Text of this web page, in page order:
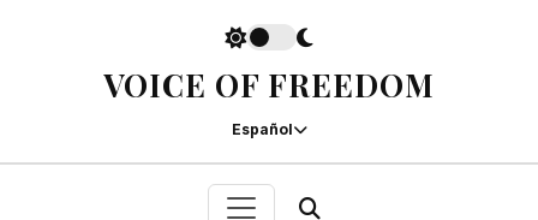
VOICE OF FREEDOM
Español